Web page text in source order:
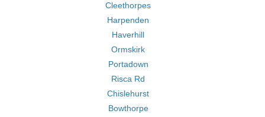
Cleethorpes
Harpenden
Haverhill
Ormskirk
Portadown
Risca Rd
Chislehurst
Bowthorpe